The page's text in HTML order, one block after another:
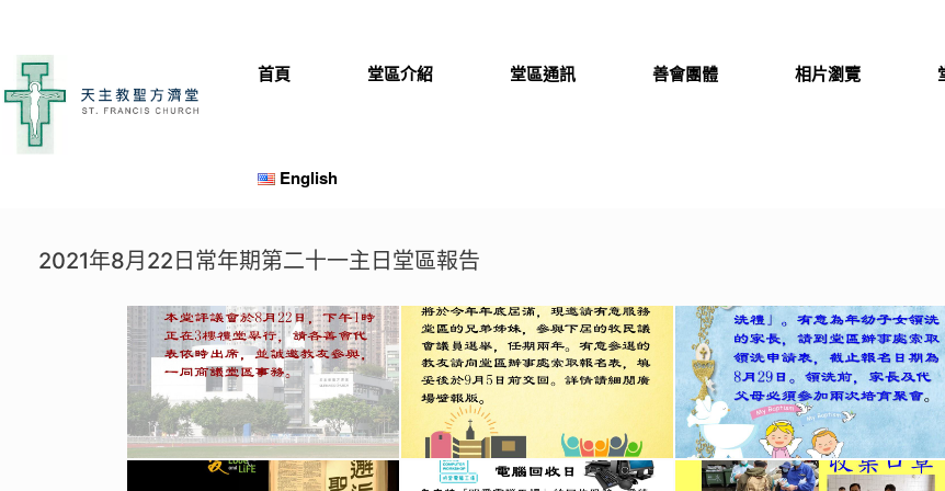
content
首頁 堂區介紹 堂區通訊 善會團體 相片瀏覽
English
2021年8月22日常年期第二十一主日堂區報告